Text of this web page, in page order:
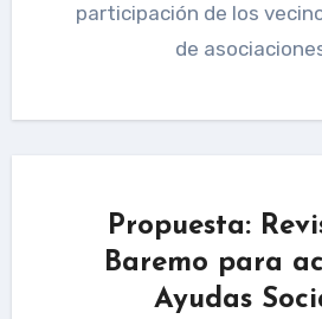
participación de los
de
Propuesta:
Baremo para
Ayudas